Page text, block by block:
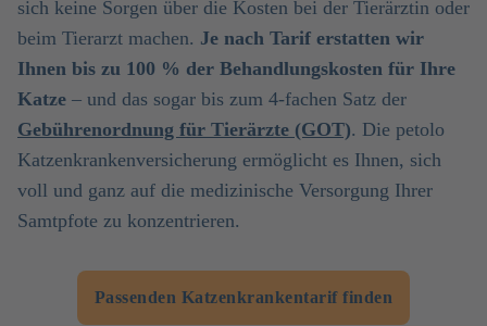
sich keine Sorgen über die Kosten bei der Tierärztin oder
beim Tierarzt machen. Je nach Tarif erstatten wir
Ihnen bis zu 100 % der Behandlungskosten für Ihre
Katze – und das sogar bis zum 4-fachen Satz der
Gebührenordnung für Tierärzte (GOT). Die petolo
Katzenkrankenversicherung ermöglicht es Ihnen, sich
voll und ganz auf die medizinische Versorgung Ihrer
Samtpfote zu konzentrieren.
Passenden Katzenkrankentarif finden